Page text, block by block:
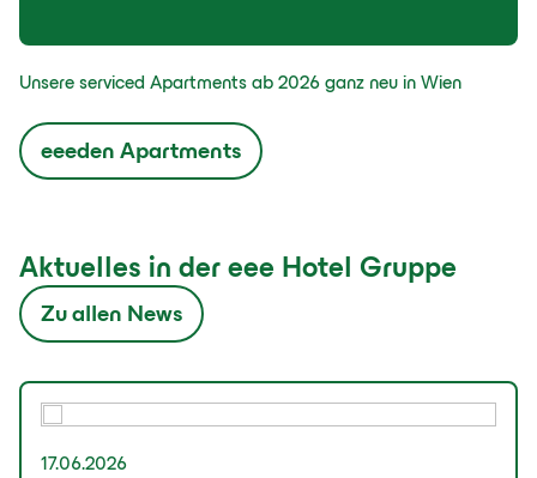
Unsere serviced Apartments ab 2026 ganz neu in Wien
eeeden Apartments
Aktuelles in der eee Hotel Gruppe
Zu allen News
17.06.2026